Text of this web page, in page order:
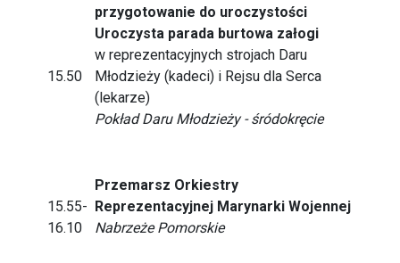
15.50
przygotowanie do uroczystości
Uroczysta parada burtowa załogi
w reprezentacyjnych strojach Daru
Młodzieży (kadeci) i Rejsu dla Serca
(lekarze)
Pokład Daru Młodzieży - śródokręcie
15.55-
16.10
Przemarsz Orkiestry
Reprezentacyjnej Marynarki Wojennej
Nabrzeże Pomorskie